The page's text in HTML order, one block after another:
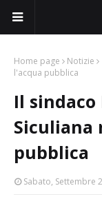
Home page Notizie
l'acqua pubblica
Il sindaco
Siculiana
pubblica
Sabato, Settembre